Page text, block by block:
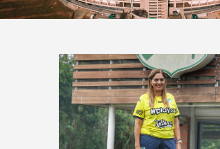
ESTADIO
PQRS
TIENDA